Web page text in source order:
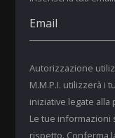
Autorizzazione
M.M.P.I. utilizzerà i
iniziative legate
Le tue informazioni